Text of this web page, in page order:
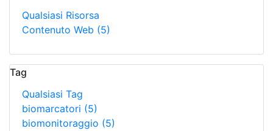
Qualsiasi Risorsa
Contenuto Web (5)
Tag
Qualsiasi Tag
biomarcatori (5)
biomonitoraggio (5)